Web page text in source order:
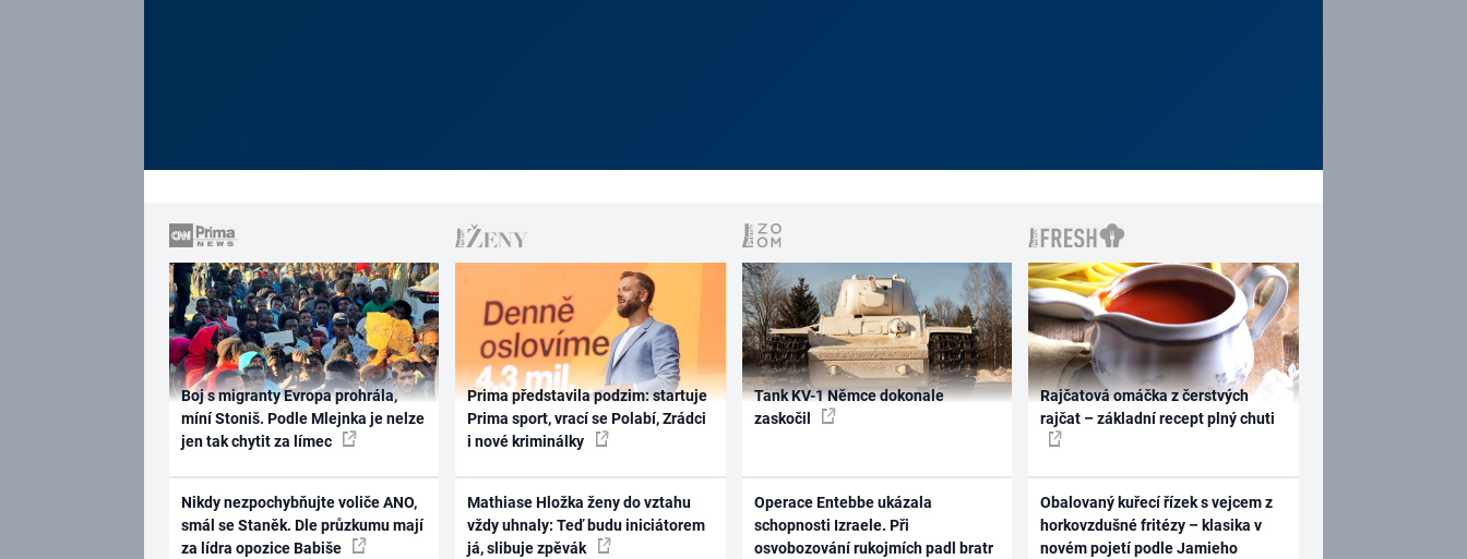
Boj s migranty Evropa prohrála,
míní Stoniš. Podle Mlejnka je nelze
jen tak chytit za límec
Nikdy nezpochybňujte voliče ANO,
smál se Staněk. Dle průzkumu mají
za lídra opozice Babiše
Prima představila podzim: startuje
Prima sport, vrací se Polabí, Zrádci
i nové kriminálky
Mathiase Hložka ženy do vztahu
vždy uhnaly: Teď budu iniciátorem
já, slibuje zpěvák
Tank KV-1 Němce dokonale
zaskočil
Operace Entebbe ukázala
schopnosti Izraele. Při
osvobozování rukojmích padl bratr
Rajčatová omáčka z čerstvých
rajčat – základní recept plný chuti
Obalovaný kuřecí řízek s vejcem z
horkovzdušné fritézy – klasika v
novém pojetí podle Jamieho